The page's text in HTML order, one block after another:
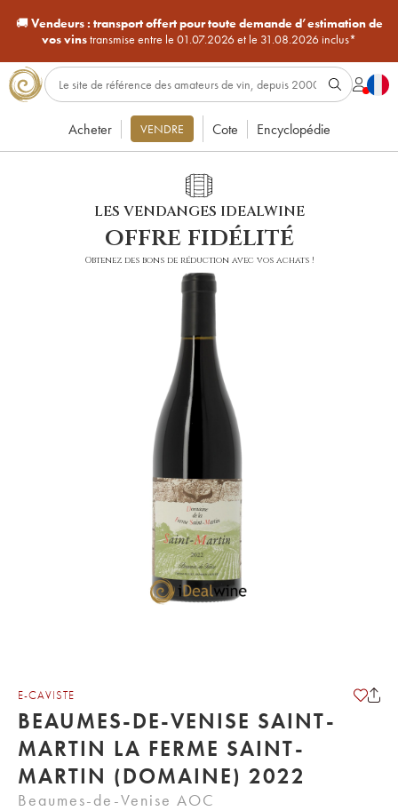
🚚Vendeurs : transport offert pour toute demande d’estimation de
vos vinstransmise entre le 01.07.2026 et le 31.08.2026 inclus*
Acheter VENDRE Cote Encyclopédie
LES VENDANGES IDEALWINE
offre fidélité
Obtenez des bons de réduction avec vos achats !
E-CAVISTE
BEAUMES-DE-VENISE SAINT-
MARTIN LA FERME SAINT-
MARTIN (DOMAINE) 2022
Beaumes-de-Venise AOC